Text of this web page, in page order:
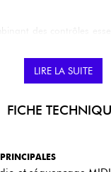
des contrôles
ET GÉNÉRATEURS MIDI
ou reliez des notes
LIRE LA SUITE
FICHE